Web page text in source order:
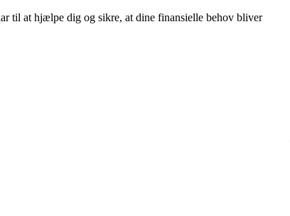
til at hjælpe dig og sikre, at dine finansielle behov bliver